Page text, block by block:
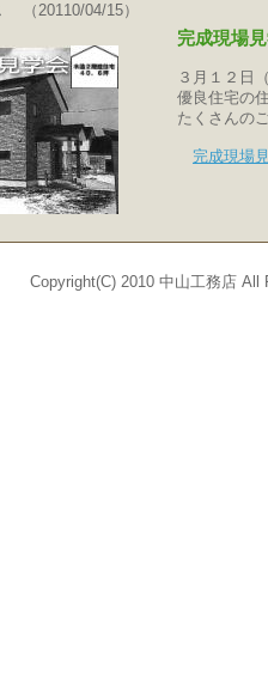
（20110/04/15）
完成現場
３月１２日（土
優良住宅の住ま
たくさんのご来
完成現場
Copyright(C) 2010 中山工務店 All